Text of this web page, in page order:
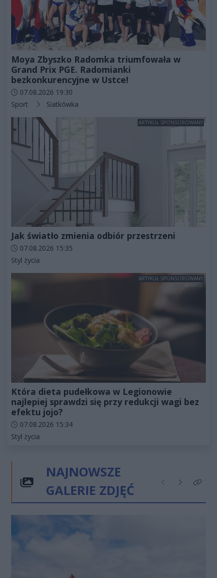
Moya Zbyszko Radomka triumfowała w
Grand Prix PGE. Radomianki
bezkonkurencyjne w Ustce!
Data dodania artykułu:
07.08.2026 19:30
Kategorie artykułu:
Sport Siatkówka
ARTYKUŁ SPONSOROWANY
Jak światło zmienia odbiór przestrzeni
Data dodania artykułu:
07.08.2026 15:35
Kategorie artykułu:
Styl życia
ARTYKUŁ SPONSOROWANY
Która dieta pudełkowa w Legionowie
najlepiej sprawdzi się przy redukcji wagi bez
efektu jojo?
Data dodania artykułu:
07.08.2026 15:34
Kategorie artykułu:
Styl życia
NAJNOWSZE
GALERIE ZDJĘĆ
Poprzednie
NastępneKliknij